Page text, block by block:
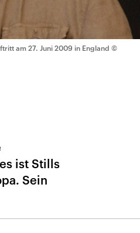
am 27. Juni 2009 in England ©
ist Stills
Sein